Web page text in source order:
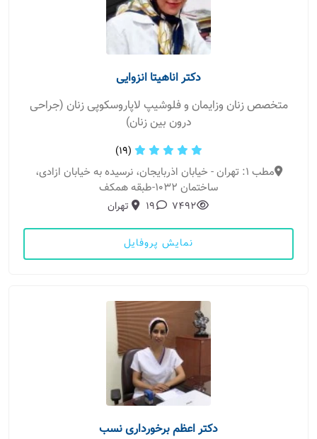
دکتر اناهیتا انزوایی
متخصص زنان وزایمان و فلوشیپ لاپاروسکوپی زنان (جراحی
درون بین زنان)
(19)
مطب 1: تهران - خیابان اذربایجان، نرسیده به خیابان ازادی،
ساختمان 1032-طبقه همکف
7492
19 تهران
نمایش پروفایل
دکتر اعظم برخورداری نسب